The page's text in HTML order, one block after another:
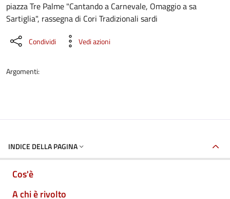
piazza Tre Palme "Cantando a Carnevale, Omaggio a sa
Sartiglia", rassegna di Cori Tradizionali sardi
Condividi Vedi azioni
Argomenti:
INDICE DELLA PAGINA
Cos'è
A chi è rivolto